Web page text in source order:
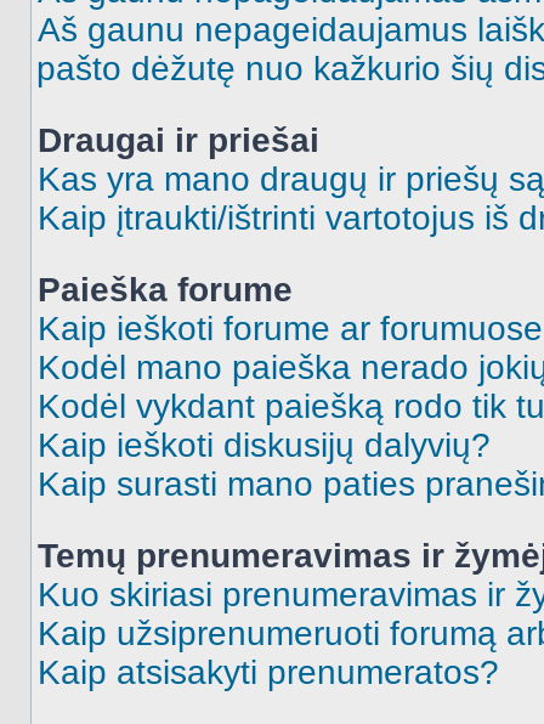
Aš gaunu nepageidaujamus
pašto dėžutę nuo kažkurio šių
Draugai ir priešai
Kas yra mano draugų ir priešų
Kaip įtraukti/ištrinti vartotojus iš
Paieška forume
Kaip ieškoti forume ar
Kodėl mano paieška nerado
Kodėl vykdant paiešką rodo tik
Kaip ieškoti diskusijų dalyvių?
Kaip surasti mano paties
Temų prenumeravimas ir
Kuo skiriasi prenumeravimas ir
Kaip užsiprenumeruoti forumą
Kaip atsisakyti prenumeratos?